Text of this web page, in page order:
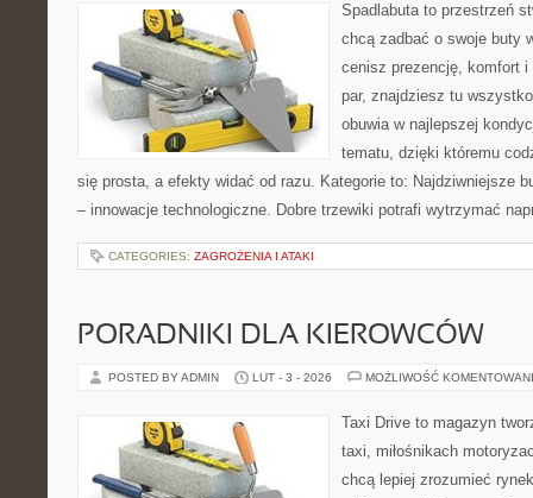
Spadlabuta to przestrzeń
chcą zadbać o swoje buty
cenisz prezencję, komfort i
par, znajdziesz tu
obuwia w najlepszej
tematu, dzięki któremu
się prosta, a efekty widać od razu. Kategorie to: Najdziwniejsze
– innowacje technologiczne. Dobre trzewiki potrafi wytrzymać
CATEGORIES: ZAGROŻENIA I ATAKI
PORADNIKI DLA KIEROWCÓW
POSTED BY ADMIN LUT - 3 - 2026 MOŻLIWOŚĆ
Taxi Drive to magazyn
taxi, miłośnikach
chcą lepiej zrozumieć